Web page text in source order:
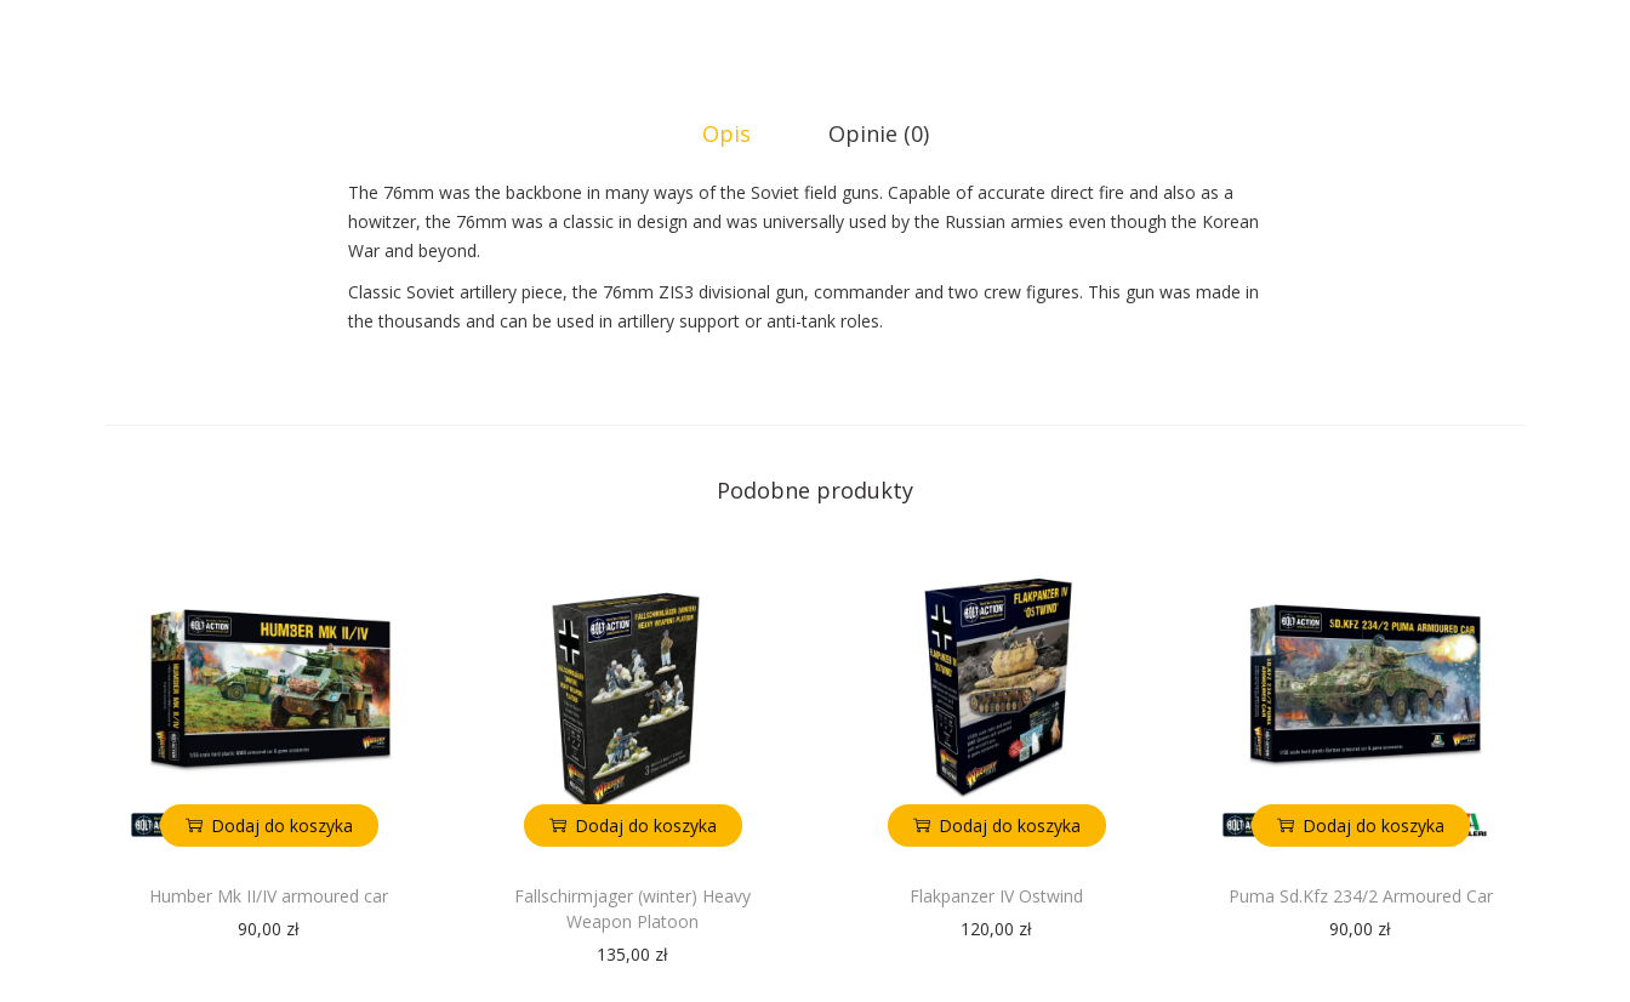
Opis Opinie (0)
The 76mm was the backbone in many ways of the Soviet field guns. Capable of accurate direct fire and also as a
howitzer, the 76mm was a classic in design and was universally used by the Russian armies even though the Korean
War and beyond.
Classic Soviet artillery piece, the 76mm ZIS3 divisional gun, commander and two crew figures. This gun was made in
the thousands and can be used in artillery support or anti-tank roles.
Podobne produkty
Dodaj do koszyka
Humber Mk II/IV armoured car
90,00 zł
Dodaj do koszyka
Fallschirmjager (winter) Heavy
Weapon Platoon
135,00 zł
Dodaj do koszyka
Flakpanzer IV Ostwind
120,00 zł
Dodaj do koszyka
Puma Sd.Kfz 234/2 Armoured Car
90,00 zł